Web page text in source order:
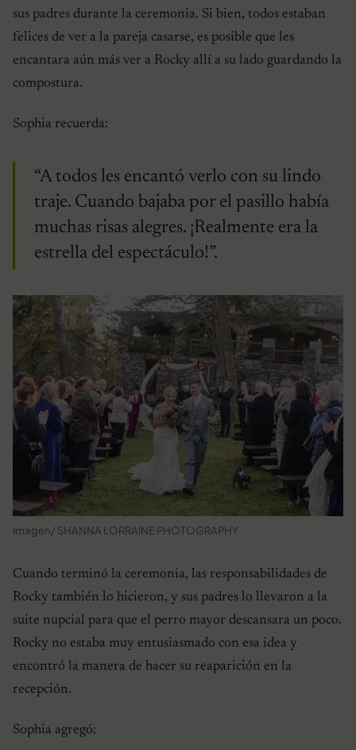
sus padres durante la ceremonia. Si bien, todos estaban
felices de ver a la pareja casarse, es posible que les
encantara aún más ver a Rocky allí a su lado guardando la
compostura.
Sophia recuerda:
“A todos les encantó verlo con su lindo
traje. Cuando bajaba por el pasillo había
muchas risas alegres. ¡Realmente era la
estrella del espectáculo!”.
Imagen/ SHANNA LORRAINE PHOTOGRAPHY
Cuando terminó la ceremonia, las responsabilidades de
Rocky también lo hicieron, y sus padres lo llevaron a la
suite nupcial para que el perro mayor descansara un poco.
Rocky no estaba muy entusiasmado con esa idea y
encontró la manera de hacer su reaparición en la
recepción.
Sophia agregó: